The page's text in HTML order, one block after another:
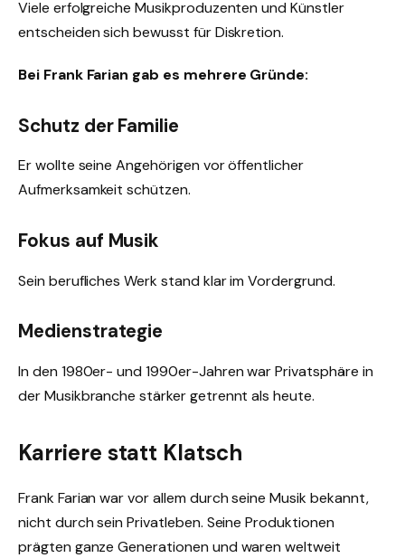
Viele erfolgreiche Musikproduzenten und Künstler
entscheiden sich bewusst für Diskretion.
Bei Frank Farian gab es mehrere Gründe:
Schutz der Familie
Er wollte seine Angehörigen vor öffentlicher
Aufmerksamkeit schützen.
Fokus auf Musik
Sein berufliches Werk stand klar im Vordergrund.
Medienstrategie
In den 1980er- und 1990er-Jahren war Privatsphäre in
der Musikbranche stärker getrennt als heute.
Karriere statt Klatsch
Frank Farian war vor allem durch seine Musik bekannt,
nicht durch sein Privatleben. Seine Produktionen
prägten ganze Generationen und waren weltweit